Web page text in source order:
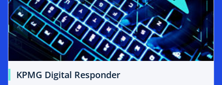
KPMG Digital Responder